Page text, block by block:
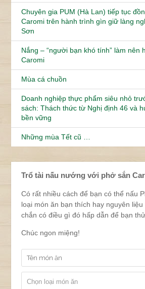
Chuyên gia PUM (Hà Lan) tiếp tục
Caromi trên hành trình gìn giữ làng
Sơn
Nắng – “người bạn khó tính” làm nên
Caromi
Mùa cá chuồn
Doanh nghiệp thực phẩm siêu nhỏ
sách: Thách thức từ Nghị định 46 và
bền vững
Những mùa Tết cũ …
Trổ tài nấu nướng với phở sắn
Có rất nhiều cách để bạn có thể nấu
loại món ăn bạn thích hay nguyên
chắn có điều gì đó hấp dẫn để bạn
Chúc ngon miệng!
Chọn loại món ăn